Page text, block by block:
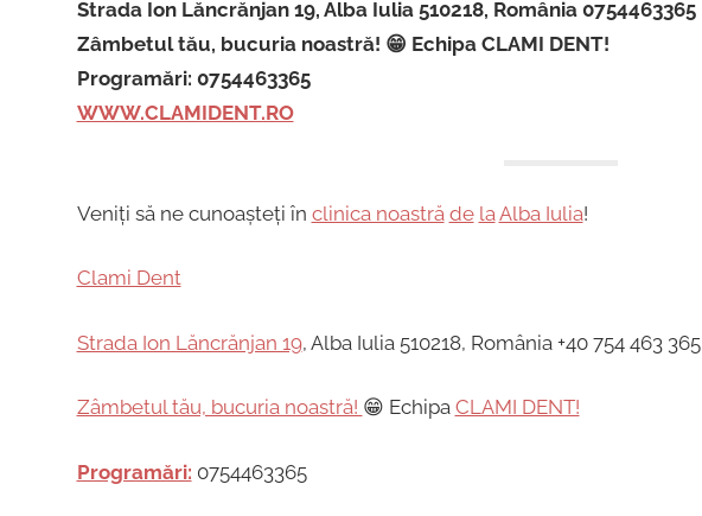
Strada Ion Lăncrănjan 19, Alba Iulia 510218, România 0754463365
Zâmbetul tău, bucuria noastră! 😁 Echipa CLAMI DENT!
Programări: 0754463365
WWW.CLAMIDENT.RO
Veniți să ne cunoașteți în clinica noastră de la Alba Iulia!
Clami Dent
Strada Ion Lăncrănjan 19, Alba Iulia 510218, România +40 754 463 365
Zâmbetul tău, bucuria noastră! 😁 Echipa CLAMI DENT!
Programări: 0754463365